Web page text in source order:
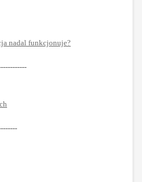
nadal funkcjonuje?